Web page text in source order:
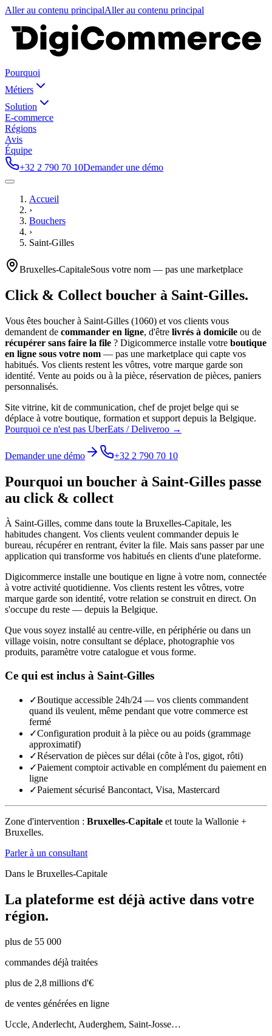
Aller au contenu principalAller au contenu principal
Pourquoi
Métiers
Solution
E-commerce
Régions
Avis
Équipe
+32 2 790 70 10Demander une démo
Accueil
›
Bouchers
›
Saint-Gilles
Bruxelles-CapitaleSous votre nom — pas une marketplace
Click & Collect boucher à Saint-Gilles.
Vous êtes boucherà Saint-Gilles (1060) et vos clients vous
demandent de commander en ligne, d'être livrés à domicile ou de
récupérer sans faire la file ? Digicommerce installe votre boutique
en ligne sous votre nom — pas une marketplace qui capte vos
habitués. Vos clients restent les vôtres, votre marque garde son
identité. Vente au poids ou à la pièce, réservation de pièces, paniers
personnalisés.
Site vitrine, kit de communication, chef de projet belge qui se
déplace à votre boutique, formation et support depuis la Belgique.
Pourquoi ce n'est pas UberEats / Deliveroo →
Demander une démo +32 2 790 70 10
Pourquoi un boucher à Saint-Gilles passe
au click & collect
À Saint-Gilles, comme dans toute la Bruxelles-Capitale, les
habitudes changent. Vos clients veulent commander depuis le
bureau, récupérer en rentrant, éviter la file. Mais sans passer par une
application qui transforme vos habitués en clients d'une plateforme.
Digicommerce installe une boutique en ligne à votre nom, connectée
à votre activité quotidienne. Vos clients restent les vôtres, votre
marque garde son identité, votre relation se construit en direct. On
s'occupe du reste — depuis la Belgique.
Que vous soyez installé au centre-ville, en périphérie ou dans un
village voisin, notre consultant se déplace, photographie vos
produits, paramètre votre catalogue et vous forme.
Ce qui est inclus à Saint-Gilles
✓Boutique accessible 24h/24 — vos clients commandent
quand ils veulent, même pendant que votre commerce est
fermé
✓Configuration produit à la pièce ou au poids (grammage
approximatif)
✓Réservation de pièces sur délai (côte à l'os, gigot, rôti)
✓Paiement comptoir activable en complément du paiement en
ligne
✓Paiement sécurisé Bancontact, Visa, Mastercard
Zone d'intervention : Bruxelles-Capitale et toute la Wallonie +
Bruxelles.
Parler à un consultant
Dans le Bruxelles-Capitale
La plateforme est déjà active dans votre
région.
plus de 55 000
commandes déjà traitées
plus de 2,8 millions d'€
de ventes générées en ligne
Uccle, Anderlecht, Auderghem, Saint-Josse…